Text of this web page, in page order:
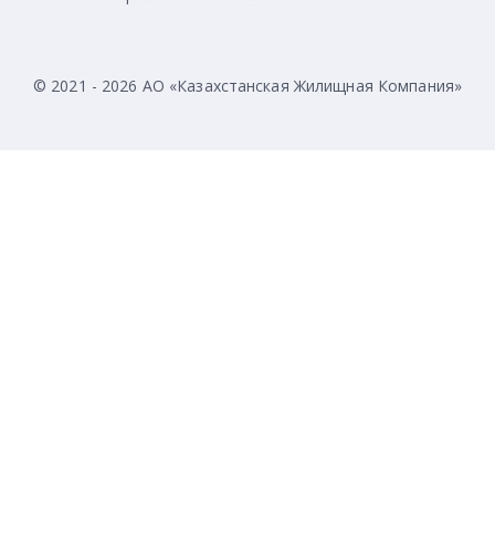
© 2021 - 2026 АО «Казахстанская Жилищная Компания»